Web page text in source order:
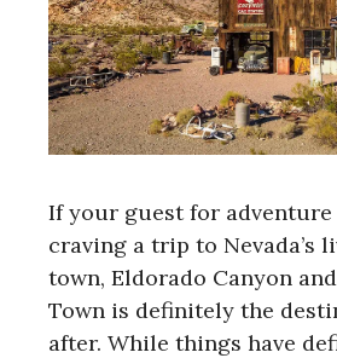
If your guest for adventure
craving a trip to Nevada’s
town, Eldorado Canyon
Town is definitely the
after. While things have